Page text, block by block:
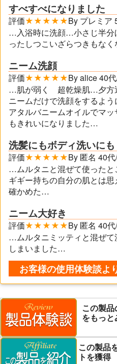
すべすべになりました
評価★★★★★By プレミア
…入浴時に洗顔…小さじ半分
ったしつこいざらつきもな
ニーム洗顔
評価★★★★★By alice 40
…肌が弱く 超乾燥肌…夕方
ニームだけで洗顔をするよ
アタルバニームオイルでマ
もきれいになりました…
洗髪にもボディ洗いにも
評価★★★★★By 匿名 40
…ムルタニと混ぜて使った
ギギー持ちの自分の肌とは
確かめた…
ニーム大好き
評価★★★★★By 匿名 40
…ムルタニミッティと混ぜて
しまいました…
お客様の使用体験談よ
この製
をもっと
この製品
トを獲得